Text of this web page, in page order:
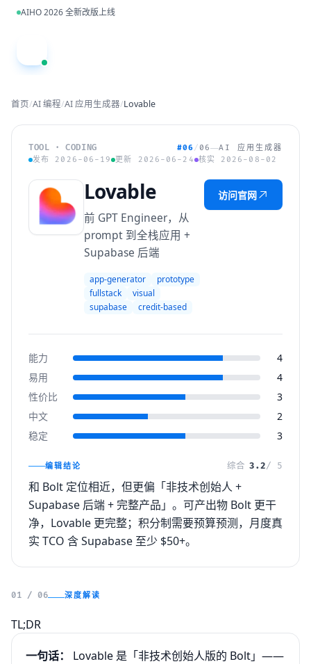
跳到主内容
AIHO 2026 全新改版上线
首页/AI 编程/AI 应用生成器/Lovable
TOOL · CODING #06/ 06
AI 应用生成器
发布 2026-06-19 更新 2026-06-24 核实 2026-08-02
Lovable
前 GPT Engineer，从
prompt 到全栈应用 +
Supabase 后端
app-generator
prototype
fullstack
visual
supabase
credit-based
访问官网
能力
4
易用
4
性价比
3
中文
2
稳定
3
编辑结论 综合 3.2/ 5
和 Bolt 定位相近，但更偏「非技术创始人 +
Supabase 后端 + 完整产品」。可产出物 Bolt 更干
净，Lovable 更完整；积分制需要预算预测，月度真
实 TCO 含 Supabase 至少 $50+。
01 / 06 深度解读
TL;DR
一句话：
Lovable 是「非技术创始人版的 Bolt」——